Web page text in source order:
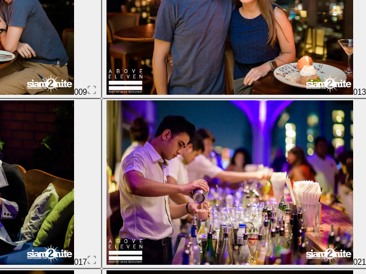
009 013
017 021